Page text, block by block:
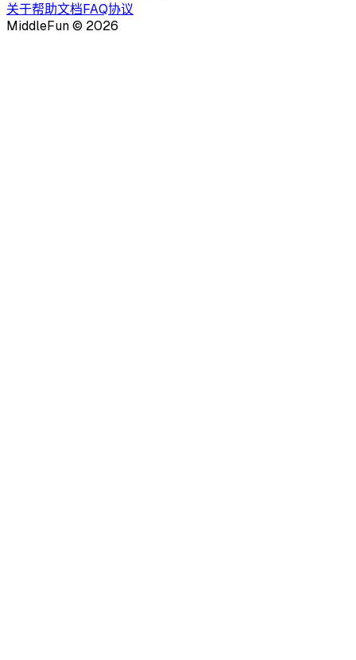
关于帮助文档FAQ协议
MiddleFun © 2026